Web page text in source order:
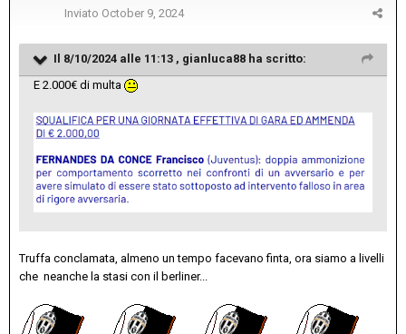
Inviato October 9, 2024
Il 8/10/2024 alle 11:13 , gianluca88 ha scritto:
E 2.000€ di multa
Truffa conclamata, almeno un tempo facevano finta, ora siamo a livelli
che neanche la stasi con il berliner...